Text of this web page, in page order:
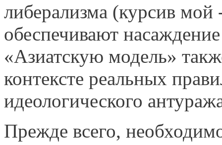
либерализма (курсив мой
обеспечивают
«Азиатскую модель»
контексте реальных
идеологического
Прежде всего,